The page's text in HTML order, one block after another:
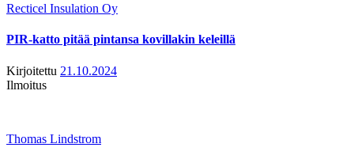
Recticel Insulation Oy
PIR-katto pitää pintansa kovillakin keleillä
Kirjoitettu 21.10.2024
Ilmoitus
Thomas Lindstrom